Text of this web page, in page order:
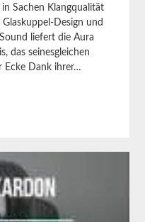
Sachen Klangqualität
Design und
liefert die Aura
das seinesgleichen
Ecke Dank ihrer…